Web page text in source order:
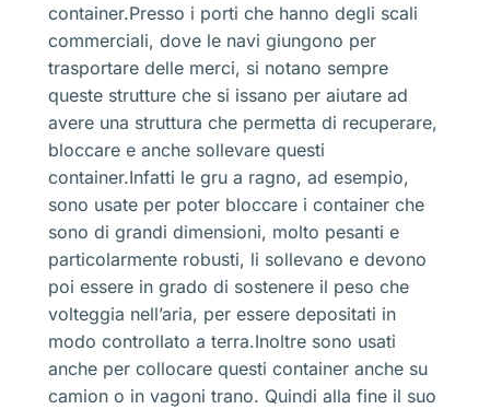
container.Presso i porti che hanno degli scali
commerciali, dove le navi giungono per
trasportare delle merci, si notano sempre
queste strutture che si issano per aiutare ad
avere una struttura che permetta di recuperare,
bloccare e anche sollevare questi
container.Infatti le gru a ragno, ad esempio,
sono usate per poter bloccare i container che
sono di grandi dimensioni, molto pesanti e
particolarmente robusti, li sollevano e devono
poi essere in grado di sostenere il peso che
volteggia nell’aria, per essere depositati in
modo controllato a terra.Inoltre sono usati
anche per collocare questi container anche su
camion o in vagoni trano. Quindi alla fine il suo